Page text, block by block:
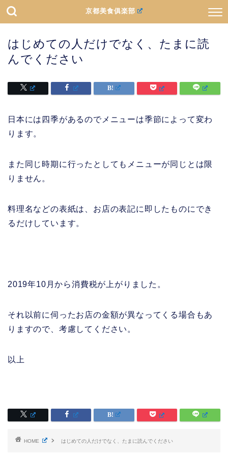
京都美食俱楽部
はじめての人だけでなく、たまに読
んでください
日本には四季があるのでメニューは季節によって変わ
ります。
また同じ時期に行ったとしてもメニューが同じとは限
りません。
料理名などの表紙は、お店の表記に即したものにでき
るだけしています。
2019年10月から消費税が上がりました。
それ以前に伺ったお店の金額が異なってくる場合もあ
りますので、考慮してください。
以上
HOME はじめての人だけでなく、たまに読んでください